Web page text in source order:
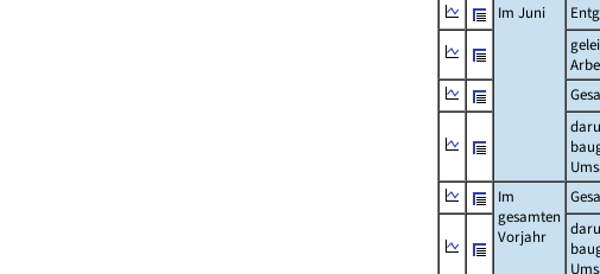
Im Juni
Im
gesamten
Vorjahr